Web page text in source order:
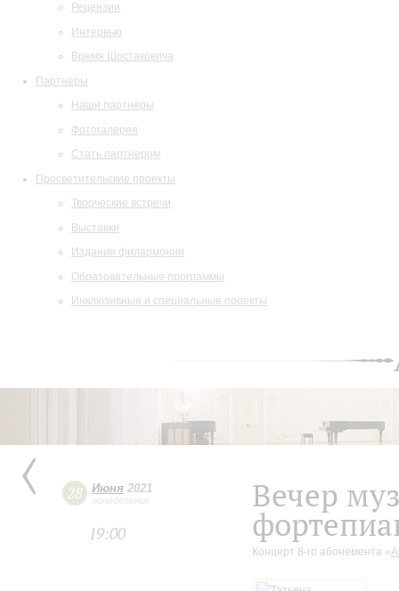
Рецензии
Интервью
Время Шостаковича
Партнеры
Наши партнеры
Фотогалерея
Стать партнером
Просветительские проекты
Творческие встречи
Выставки
Издания филармонии
Образовательные программы
Инклюзивные и специальные проекты
28 Июня 2021
понедельник
19:00
Вечер
Концерт 8-го абонемента «